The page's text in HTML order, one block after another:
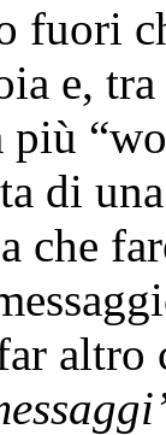
fuori
e,
di
che
altro